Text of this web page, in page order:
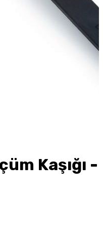
Kaşığı -